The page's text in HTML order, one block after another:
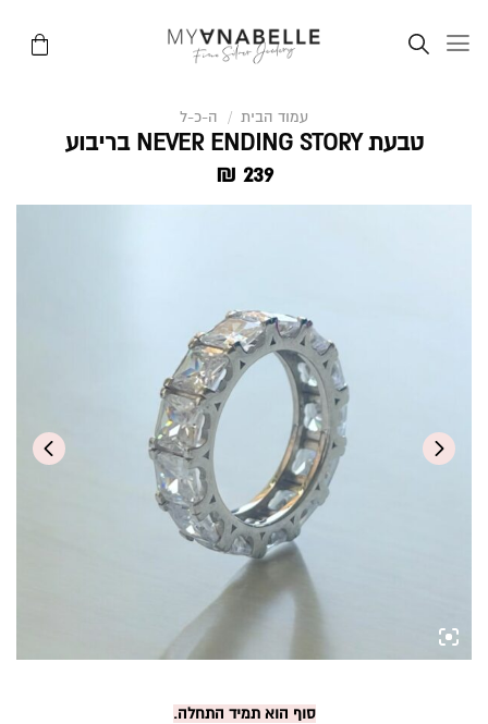
עמוד הבית / ה-כ-ל
טבעת NEVER ENDING STORY בריבוע
239
₪
סוף הוא תמיד התחלה.